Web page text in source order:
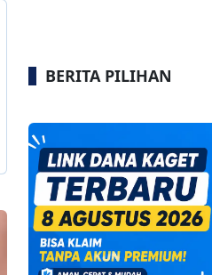
BERITA PILIHAN